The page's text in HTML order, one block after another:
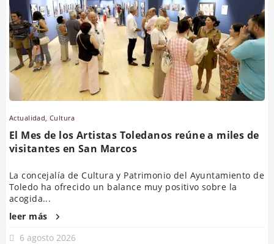
Actualidad,Cultura
El Mes de los Artistas Toledanos reúne a miles de
visitantes en San Marcos
La concejalía de Cultura y Patrimonio del Ayuntamiento de
Toledo ha ofrecido un balance muy positivo sobre la
acogida...
leer más
6 agosto 2026